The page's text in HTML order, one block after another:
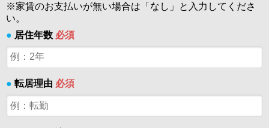
※家賃のお支払いが無い場合は「なし」と入力してくださ
い。
● 居住年数 必須
● 転居理由 必須